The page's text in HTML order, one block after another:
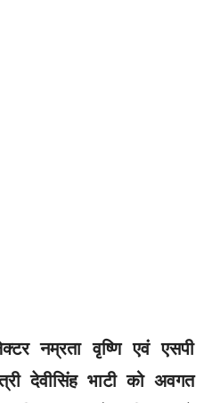
नम्रता वृष्णि एवं एसपी
देवीसिंह भाटी को अवगत